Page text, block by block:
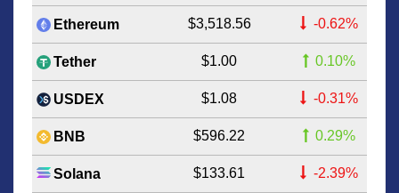
Ethereum $3,518.56 -0.62%
Tether $1.00 0.10%
USDEX $1.08 -0.31%
BNB $596.22 0.29%
Solana $133.61 -2.39%